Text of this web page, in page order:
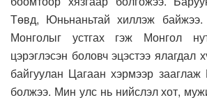
Төвд, Юньнаньтай хиллэж
Монголыг устгах гэж Монгол
цэрэглэсэн боловч эцэстээ ялагдал
байгуулан Цагаан хэрмээр зааглаж
болжээ. Мин улс нь нийслэл хот,